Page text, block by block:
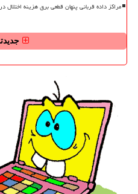
مراکز داده قربانی پنهان قطعی برق هزینه اختلال